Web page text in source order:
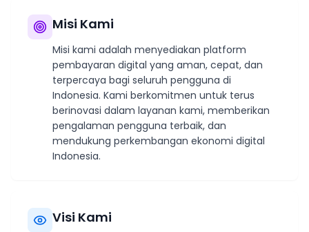
Misi Kami
Misi kami adalah menyediakan platform
pembayaran digital yang aman, cepat, dan
terpercaya bagi seluruh pengguna di
Indonesia. Kami berkomitmen untuk terus
berinovasi dalam layanan kami, memberikan
pengalaman pengguna terbaik, dan
mendukung perkembangan ekonomi digital
Indonesia.
Visi Kami